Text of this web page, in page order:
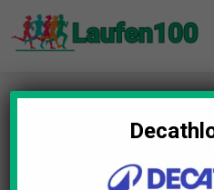
Zum
Inhalt
Startseite»Blog»
Herzfrequenzmessung